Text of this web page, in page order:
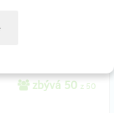
příspěvek
zbývá 50 z 50